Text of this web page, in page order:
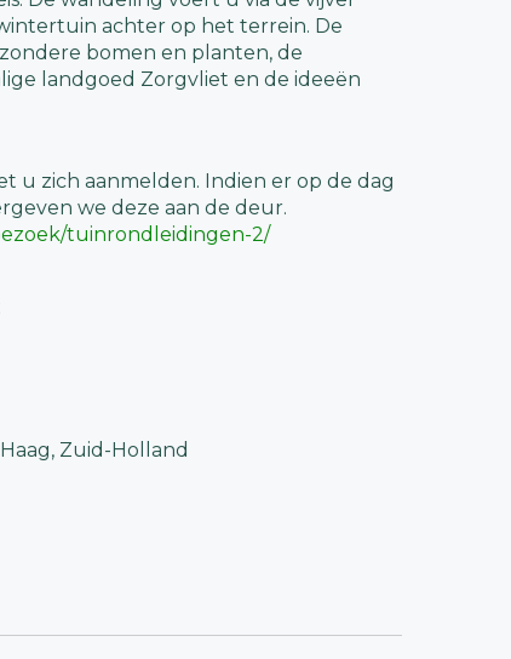
achter op het terrein. De
bomen en planten, de
landgoed Zorgvliet en de ideeën
u zich aanmelden. Indien er op de dag
we deze aan de deur.
tuinrondleidingen-2/
Zuid-Holland